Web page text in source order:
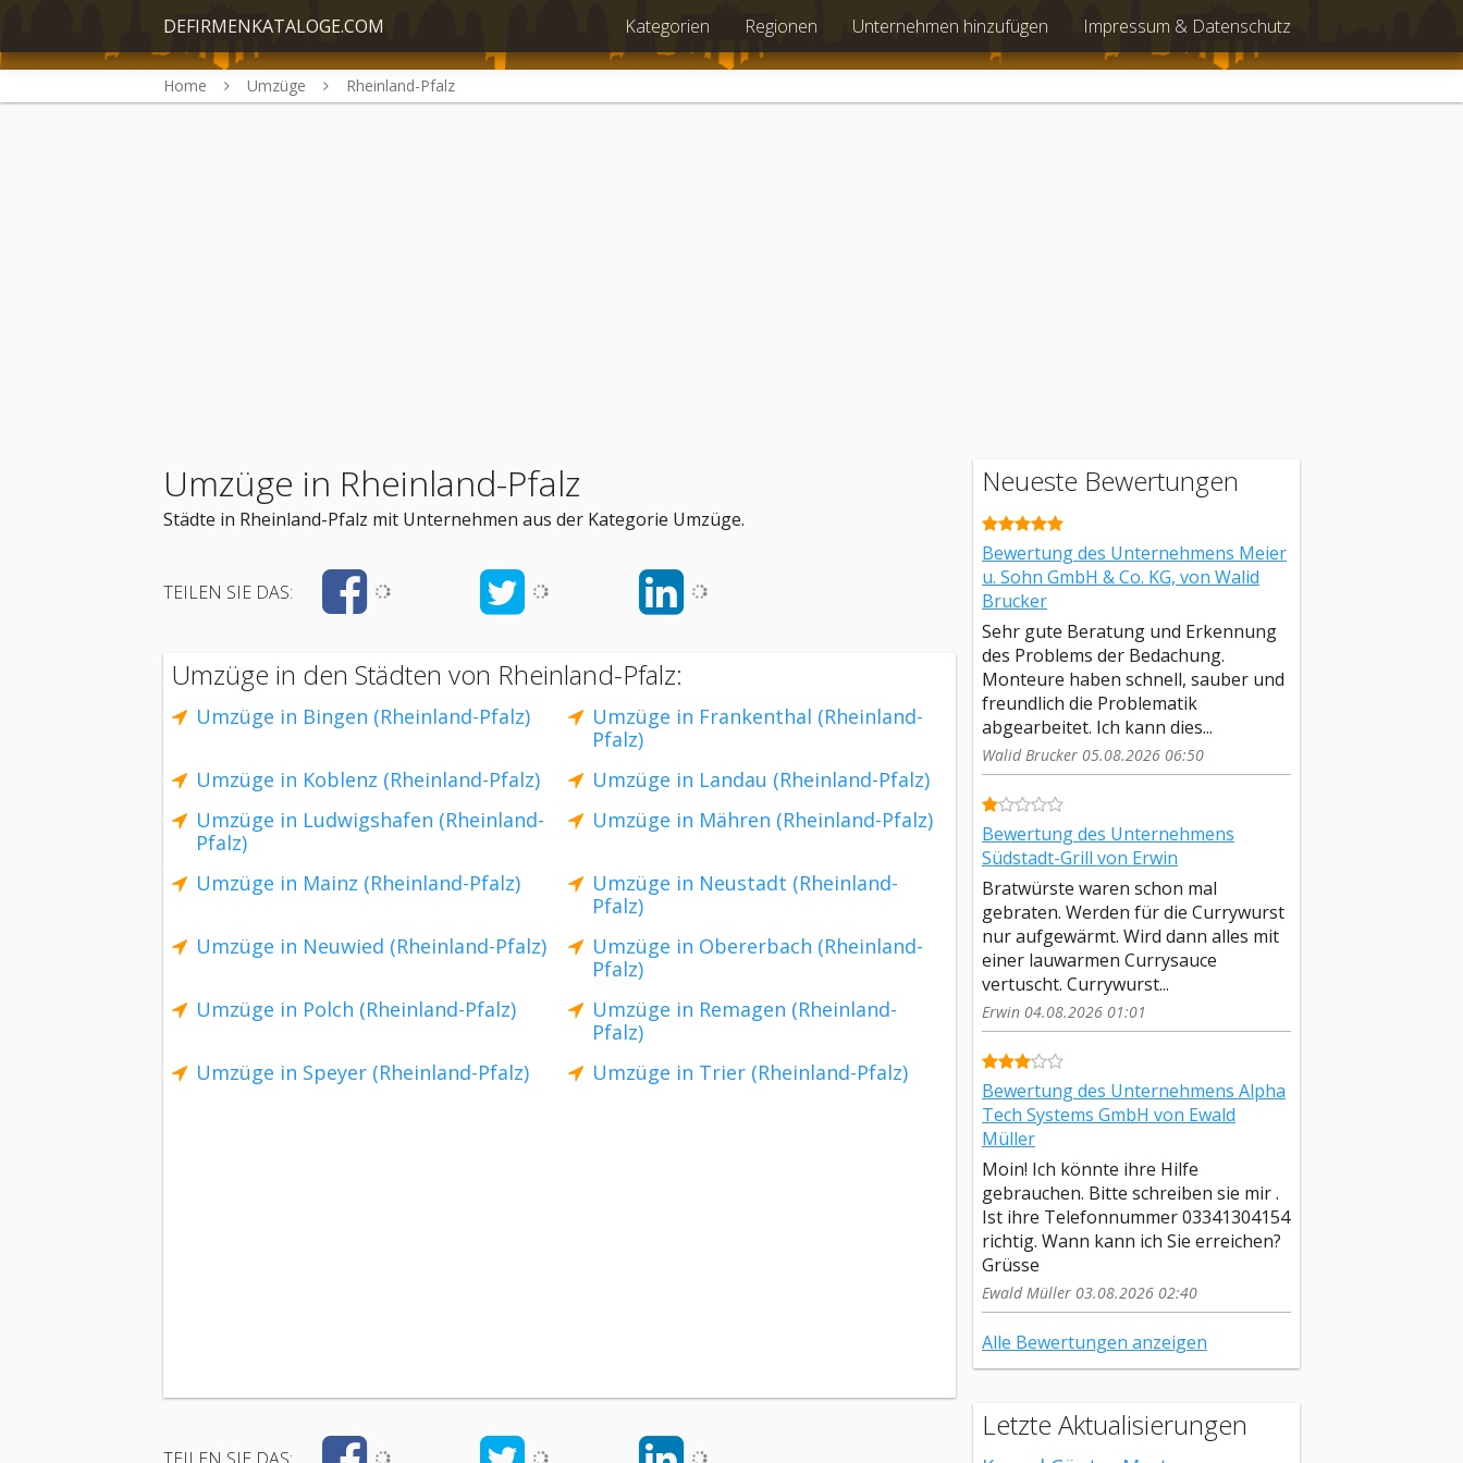
DEFIRMENKATALOGE.COM Kategorien Regionen Unternehmen hinzufügen Impressum & Datenschutz
Home Umzüge Rheinland-Pfalz
Umzüge in Rheinland-Pfalz
Städte in Rheinland-Pfalz mit Unternehmen aus der Kategorie Umzüge.
TEILEN SIE DAS:
Umzüge in den Städten von Rheinland-Pfalz:
Umzüge in Bingen (Rheinland-Pfalz)
Umzüge in Frankenthal (Rheinland-
Pfalz)
Umzüge in Koblenz (Rheinland-Pfalz)
Umzüge in Landau (Rheinland-Pfalz)
Umzüge in Ludwigshafen (Rheinland-
Pfalz)
Umzüge in Mähren (Rheinland-Pfalz)
Umzüge in Mainz (Rheinland-Pfalz)
Umzüge in Neustadt (Rheinland-
Pfalz)
Umzüge in Neuwied (Rheinland-Pfalz)
Umzüge in Obererbach (Rheinland-
Pfalz)
Umzüge in Polch (Rheinland-Pfalz)
Umzüge in Remagen (Rheinland-
Pfalz)
Umzüge in Speyer (Rheinland-Pfalz)
Umzüge in Trier (Rheinland-Pfalz)
Neueste Bewertungen
Bewertung des Unternehmens Meier
u. Sohn GmbH & Co. KG, von Walid
Brucker
Sehr gute Beratung und Erkennung
des Problems der Bedachung.
Monteure haben schnell, sauber und
freundlich die Problematik
abgearbeitet. Ich kann dies...
Walid Brucker 05.08.2026 06:50
Bewertung des Unternehmens
Südstadt-Grill von Erwin
Bratwürste waren schon mal
gebraten. Werden für die Currywurst
nur aufgewärmt. Wird dann alles mit
einer lauwarmen Currysauce
vertuscht. Currywurst...
Erwin 04.08.2026 01:01
Bewertung des Unternehmens Alpha
Tech Systems GmbH von Ewald
Müller
Moin! Ich könnte ihre Hilfe
gebrauchen. Bitte schreiben sie mir .
Ist ihre Telefonnummer 03341304154
richtig. Wann kann ich Sie erreichen?
Grüsse
Ewald Müller 03.08.2026 02:40
Alle Bewertungen anzeigen
Letzte Aktualisierungen